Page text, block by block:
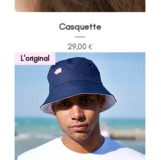
Casquette
Prix
29,00 €
L'original